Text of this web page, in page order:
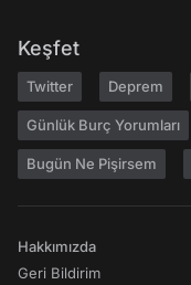
Keşfet
Twitter Deprem
Günlük Burç Yorumları
Bugün Ne Pişirsem
Hakkımızda
Geri Bildirim